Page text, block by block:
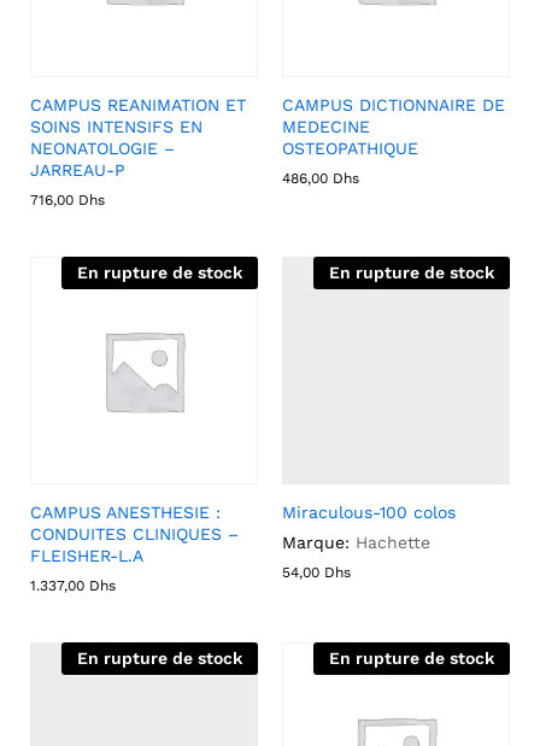
CAMPUS REANIMATION ET
SOINS INTENSIFS EN
NEONATOLOGIE –
JARREAU-P
716,00 Dhs
CAMPUS DICTIONNAIRE DE
MEDECINE
OSTEOPATHIQUE
486,00 Dhs
En rupture de stock
CAMPUS ANESTHESIE :
CONDUITES CLINIQUES –
FLEISHER-L.A
1.337,00 Dhs
En rupture de stock
Miraculous-100 colos
Marque: Hachette
54,00 Dhs
En rupture de stock En rupture de stock